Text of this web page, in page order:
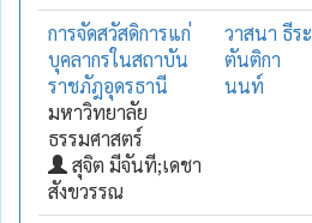
การจัดสวัสดิการแก่
บุคลากรในสถาบัน
ราชภัฎอุดรธานี
มหาวิทยาลัย
ธรรมศาสตร์
สุจิต มีจันที;เดชา
สังขวรรณ
วาสนา ธีระ
ตันติกา
นนท์